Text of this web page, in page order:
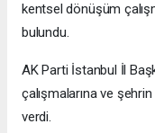
kentsel dönüşüm
bulundu.
AK Parti İstanbul İl
çalışmalarına ve
verdi.